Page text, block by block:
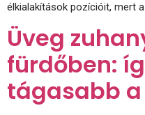
élkialakítások pozícióit, mert
Üveg
fürdőben:
tágasabb a